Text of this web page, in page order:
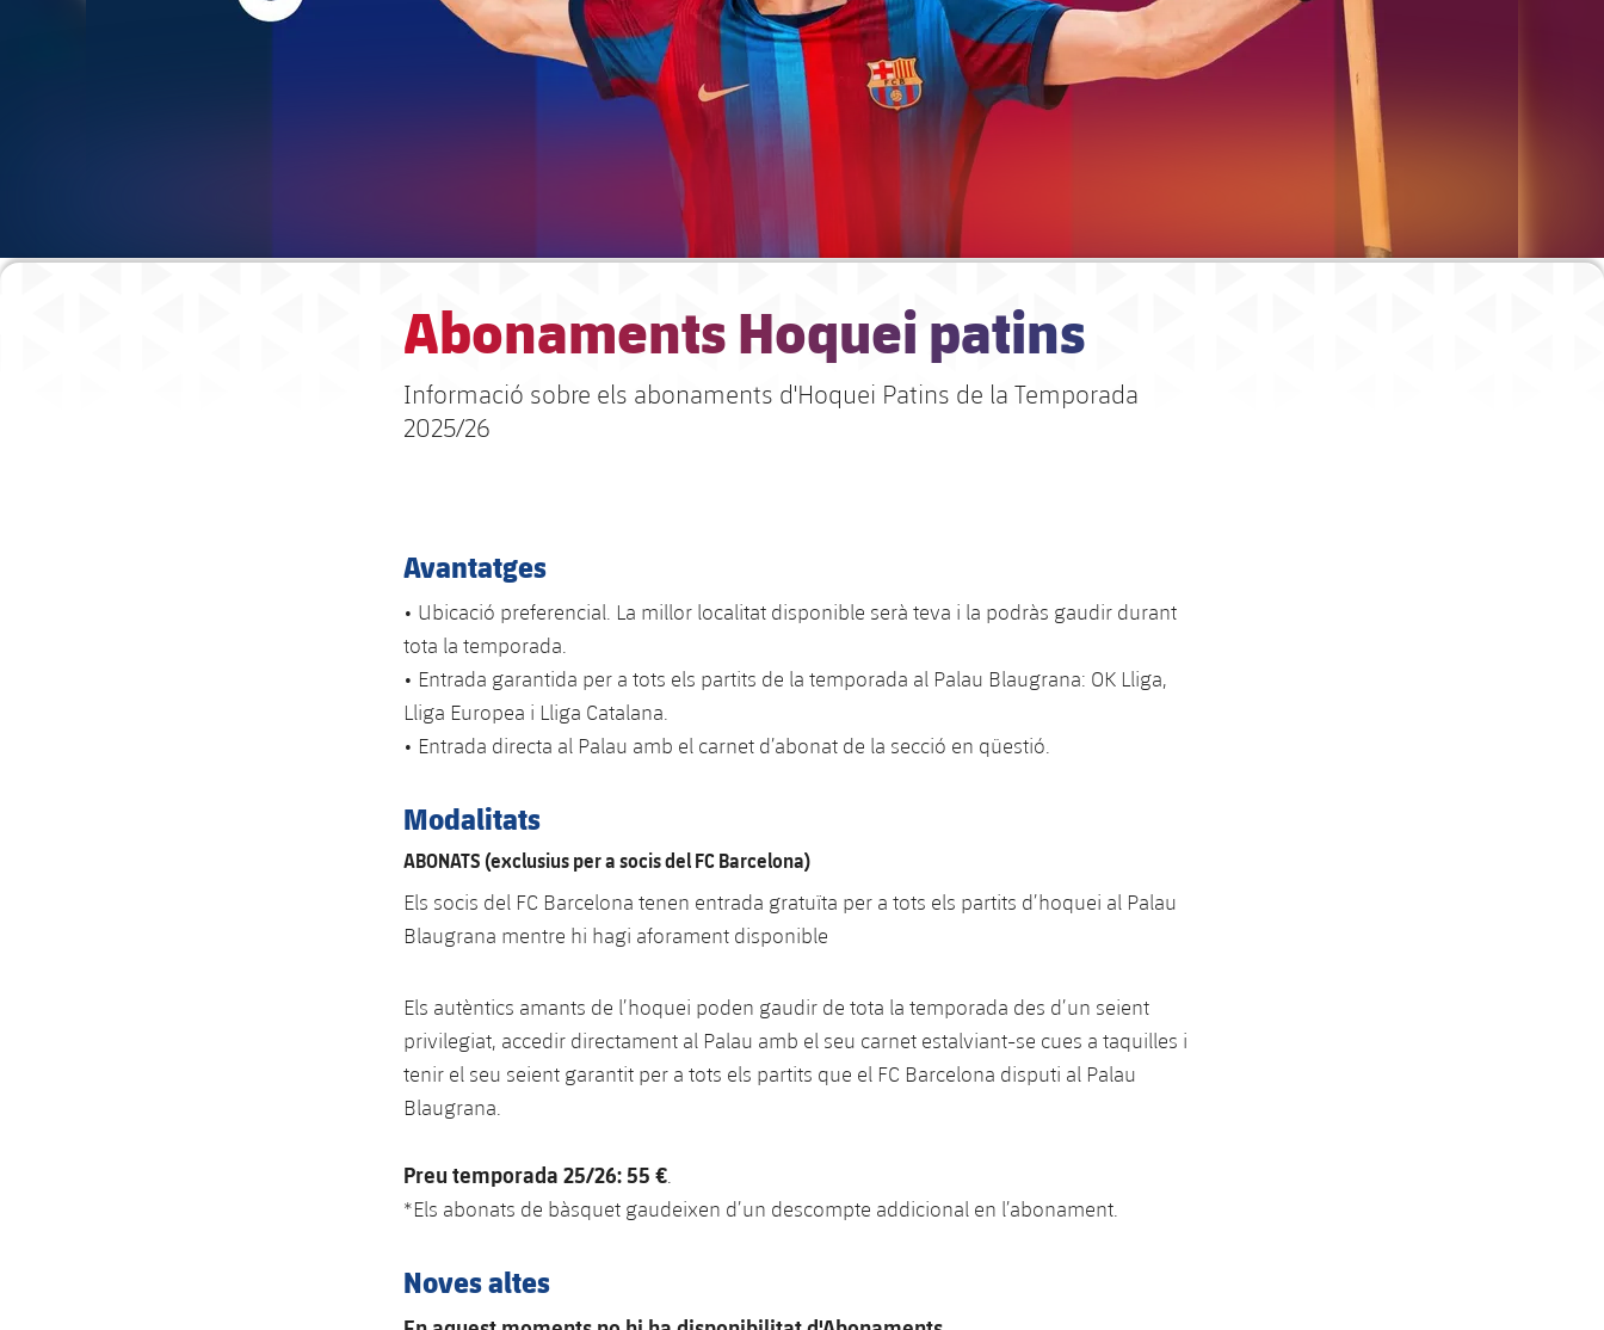
Abonaments Hoquei patins
Informació sobre els abonaments d'Hoquei Patins de la Temporada
2025/26
Avantatges
• Ubicació preferencial. La millor localitat disponible serà teva i la podràs gaudir durant
tota la temporada.
• Entrada garantida per a tots els partits de la temporada al Palau Blaugrana: OK Lliga,
Lliga Europea i Lliga Catalana.
• Entrada directa al Palau amb el carnet d’abonat de la secció en qüestió.
Modalitats
ABONATS (exclusius per a socis del FC Barcelona)
Els socis del FC Barcelona tenen entrada gratuïta per a tots els partits d’hoquei al Palau
Blaugrana mentre hi hagi aforament disponible
Els autèntics amants de l’hoquei poden gaudir de tota la temporada des d’un seient
privilegiat, accedir directament al Palau amb el seu carnet estalviant-se cues a taquilles i
tenir el seu seient garantit per a tots els partits que el FC Barcelona disputi al Palau
Blaugrana.
Preu temporada 25/26: 55 €
*Els abonats de bàsquet gaudeixen d’un descompte addicional en l’abonament.
Noves altes